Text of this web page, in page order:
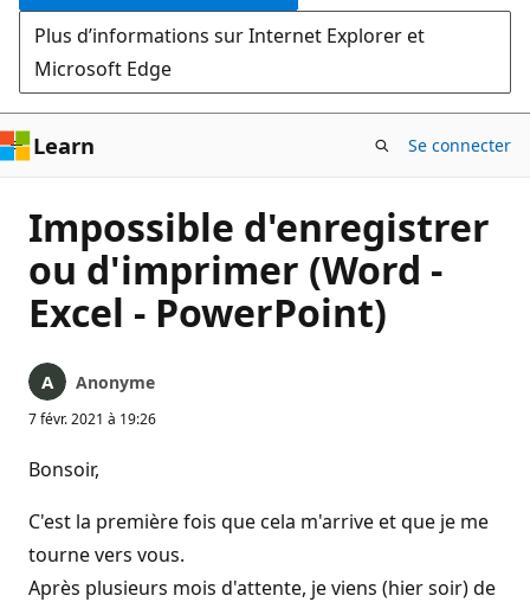
Plus d’informations sur Internet Explorer et
Microsoft Edge
Learn Se connecter
Impossible d'enregistrer
ou d'imprimer (Word -
Excel - PowerPoint)
Anonyme
7 févr. 2021 à 19:26
Bonsoir,
C'est la première fois que cela m'arrive et que je me
tourne vers vous.
Après plusieurs mois d'attente, je viens (hier soir) de